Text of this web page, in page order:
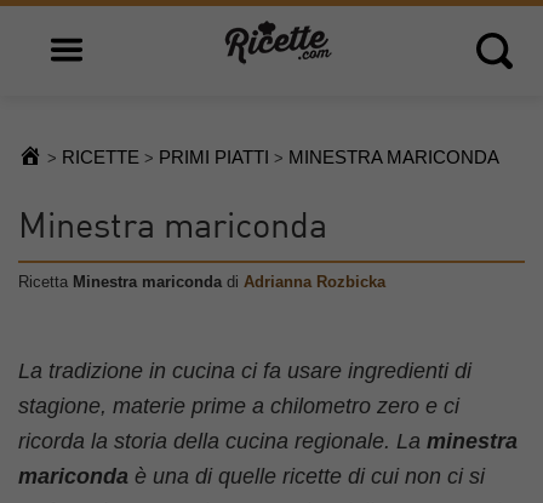
Open main menu Open
> RICETTE > PRIMI PIATTI > MINESTRA MARICONDA
Minestra mariconda
Ricetta Minestra mariconda di Adrianna Rozbicka
La tradizione in cucina ci fa usare ingredienti di
stagione, materie prime a chilometro zero e ci
ricorda la storia della cucina regionale. La minestra
mariconda è una di quelle ricette di cui non ci si